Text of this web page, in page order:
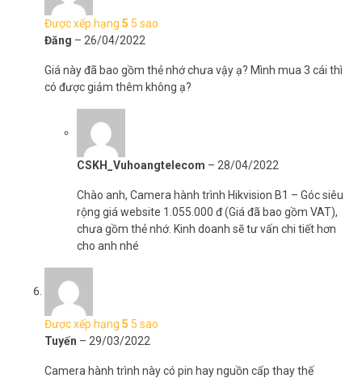
Được xếp hạng 5 5 sao
Đăng – 26/04/2022
Giá này đã bao gồm thẻ nhớ chưa vậy ạ? Mình mua 3 cái thì
có được giảm thêm không ạ?
CSKH_Vuhoangtelecom – 28/04/2022
Chào anh, Camera hành trình Hikvision B1 – Góc siêu
rộng giá website 1.055.000 đ (Giá đã bao gồm VAT),
chưa gồm thẻ nhớ. Kinh doanh sẽ tư vấn chi tiết hơn
cho anh nhé
Được xếp hạng 5 5 sao
Tuyến – 29/03/2022
Camera hành trình này có pin hay nguồn cấp thay thế